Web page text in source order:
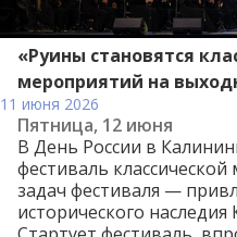
«Руины становятся
мероприятий на
11 июня 2026
Пятница, 12 июня
В День России в
фестиваль
задач фестиваля —
исторического